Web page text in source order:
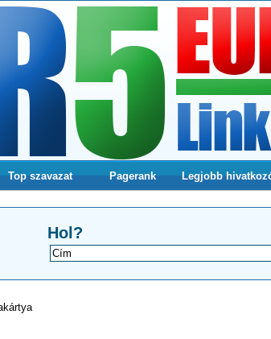
Top szavazat Pagerank Legjobb
a webodlalunkra
Hol?